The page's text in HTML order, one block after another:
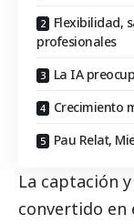
Flexibilidad,
profesionales
La IA
Crecimiento
Pau Relat,
La captación
convertido en